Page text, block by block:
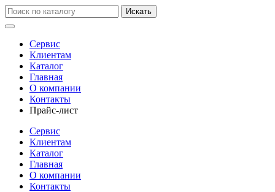
Искать
Сервис
Клиентам
Каталог
Главная
О компании
Контакты
Прайс-лист
Сервис
Клиентам
Каталог
Главная
О компании
Контакты